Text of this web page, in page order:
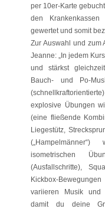
per 10er-Karte
den
gewertet und somit
Zur Auswahl und zum
Jeanne: „In jedem
und stärkst
Bauch- und Po-
explosive Übungen
(eine fließende
Liegestütz,
isometrischen
(Ausfallschritte),
Kickbox-
variieren Musik und
damit du deine